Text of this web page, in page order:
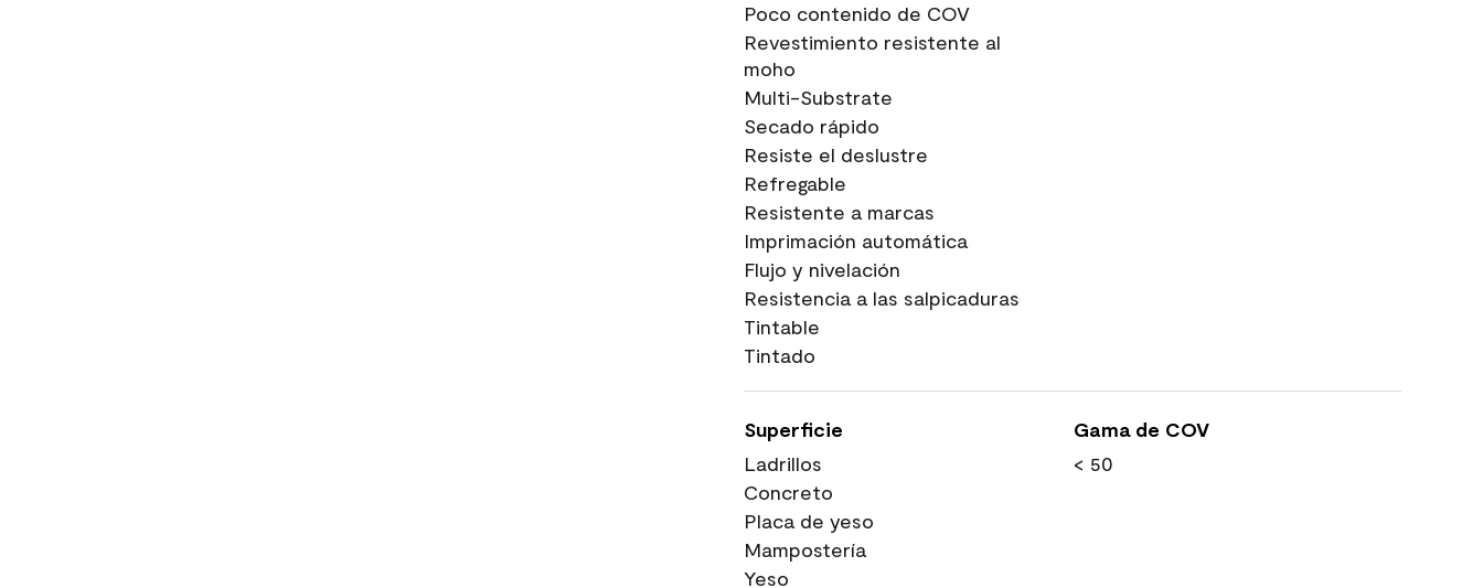
Poco contenido de COV
Revestimiento resistente al
moho
Multi-Substrate
Secado rápido
Resiste el deslustre
Refregable
Resistente a marcas
Imprimación automática
Flujo y nivelación
Resistencia a las salpicaduras
Tintable
Tintado
Superficie
Ladrillos
Concreto
Placa de yeso
Mampostería
Yeso
Gama de COV
< 50